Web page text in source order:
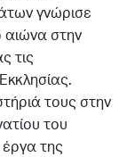
γνώρισε
αιώνα στην
τις
τους στην
του
της